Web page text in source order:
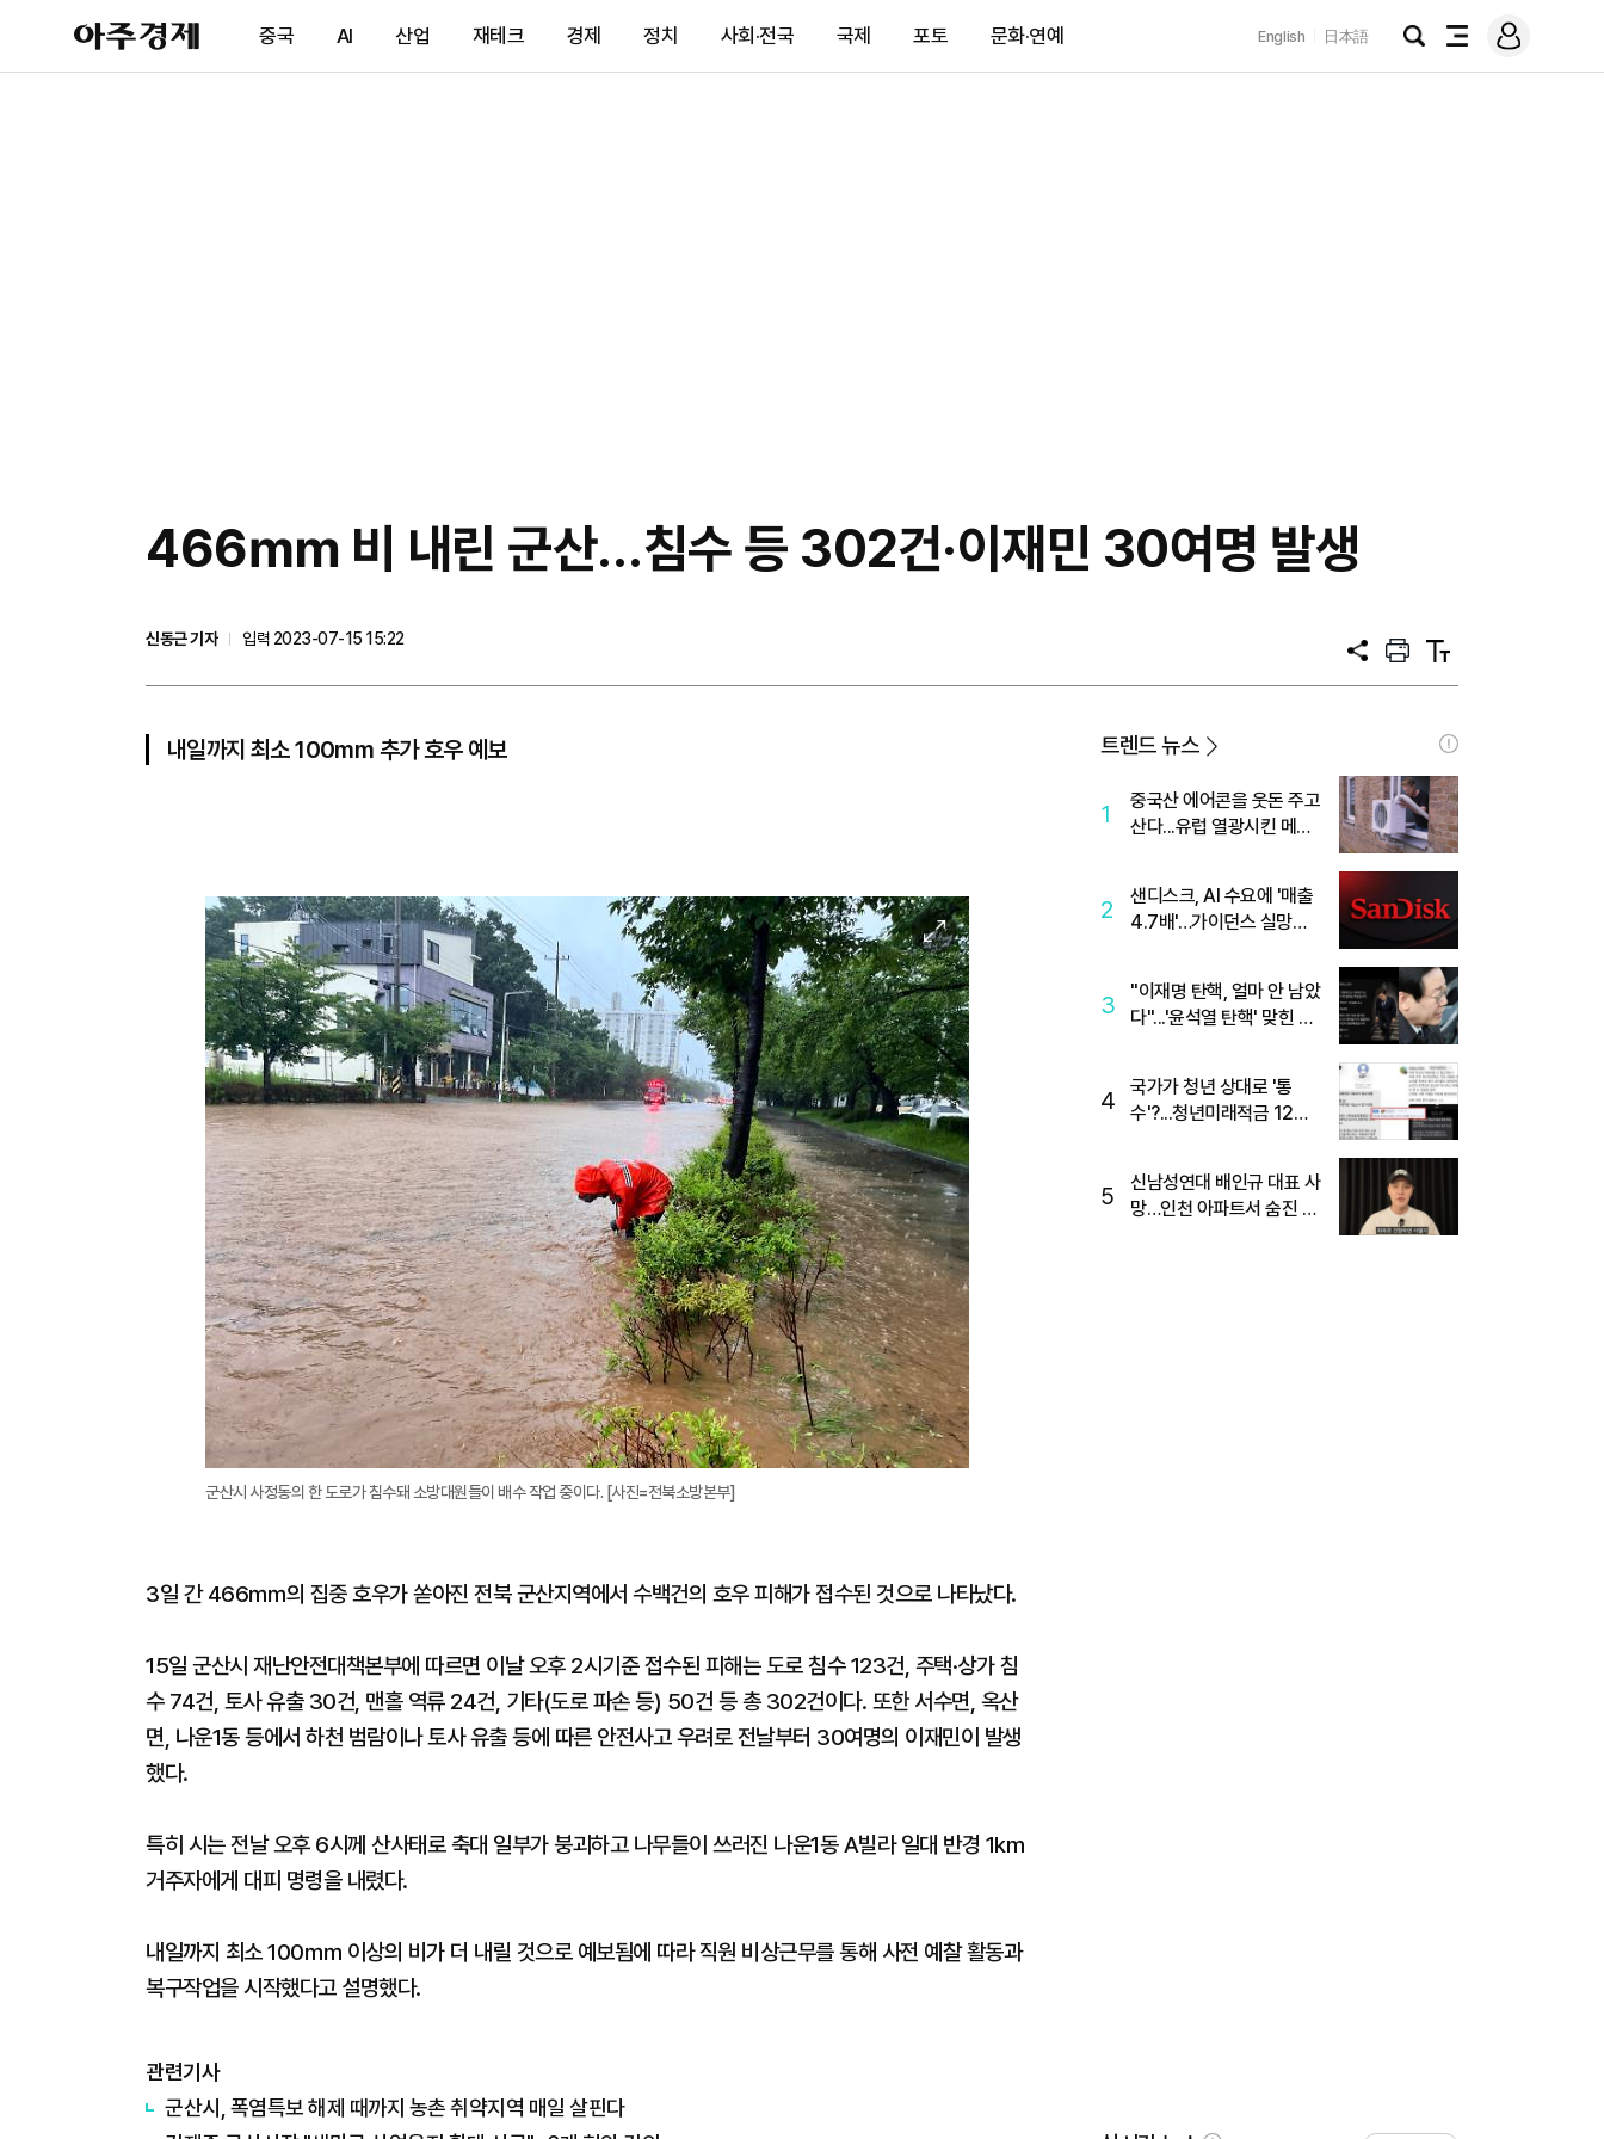
아
주
제
중국 AI 산업 재테크 경제 정치 사회·전국 국제 포토 문화·연예 English 日本語
검
전
메
그
​466㎜ 비 내린 군산…침수 등 302건·이재민 30여명 발생
신동근 기자
입력 2023-07-15 15:22
공
프
트
텍
트
내일까지 최소 100mm 추가 호우 예보
이
미
지
확
대
군산시 사정동의 한 도로가 침수돼 소방대원들이 배수 작업 중이다. [사진=전북소방본부]
3일 간 466㎜의 집중 호우가 쏟아진 전북 군산지역에서 수백건의 호우 피해가 접수된 것으로 나타났다.
15일 군산시 재난안전대책본부에 따르면 이날 오후 2시기준 접수된 피해는 도로 침수 123건, 주택·상가 침
수 74건, 토사 유출 30건, 맨홀 역류 24건, 기타(도로 파손 등) 50건 등 총 302건이다. 또한 서수면, 옥산
면, 나운1동 등에서 하천 범람이나 토사 유출 등에 따른 안전사고 우려로 전날부터 30여명의 이재민이 발생
했다.
특히 시는 전날 오후 6시께 산사태로 축대 일부가 붕괴하고 나무들이 쓰러진 나운1동 A빌라 일대 반경 1km
거주자에게 대피 명령을 내렸다.
내일까지 최소 100㎜ 이상의 비가 더 내릴 것으로 예보됨에 따라 직원 비상근무를 통해 사전 예찰 활동과
복구작업을 시작했다고 설명했다.
관련기사
군산시, 폭염특보 해제 때까지 농촌 취약지역 매일 살핀다
트렌드 뉴스
1
중국산 에어콘을 웃돈 주고
산다...유럽 열광시킨 메이
2
샌디스크, AI 수요에 '매출
4.7배'…가이던스 실망에
3
"이재명 탄핵, 얼마 안 남았
다"...'윤석열 탄핵' 맞힌 무
4
국가가 청년 상대로 '통
수'?...청년미래적금 12%
5
신남성연대 배인규 대표 사
망…인천 아파트서 숨진 채